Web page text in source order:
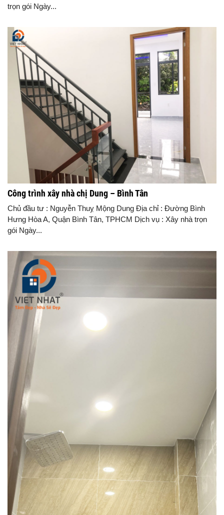
trọn gói Ngày...
Công trình xây nhà chị Dung – Bình Tân
Chủ đầu tư : Nguyễn Thuỵ Mộng Dung Địa chỉ : Đường Bình
Hưng Hòa A, Quận Bình Tân, TPHCM Dịch vụ : Xây nhà trọn
gói Ngày...